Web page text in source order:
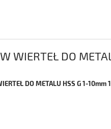
WIERTEŁ DO
DO METALU HSS G 1-10mm